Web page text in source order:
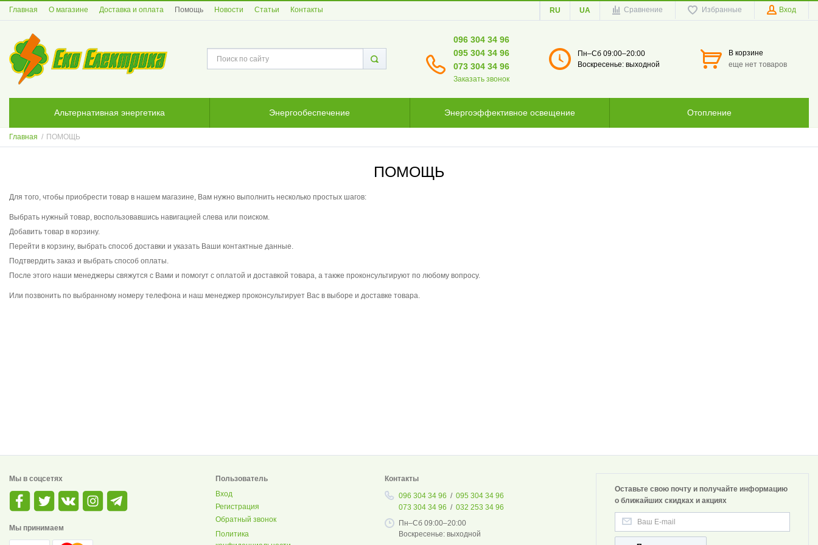
Главная О магазине Доставка и оплата Помощь Новости Статьи Контакты RU UA Сравнение Избранные Вход
096 304 34 96
095 304 34 96
073 304 34 96
Заказать звонок
Пн–Сб 09:00–20:00
Воскресенье: выходной
В корзине
еще нет товаров
Альтернативная энергетика Энергообеспечение Энергоэффективное освещение Отопление
Главная / ПОМОЩЬ
ПОМОЩЬ
Для того, чтобы приобрести товар в нашем магазине, Вам нужно выполнить несколько простых шагов:
Выбрать нужный товар, воспользовавшись навигацией слева или поиском.
Добавить товар в корзину.
Перейти в корзину, выбрать способ доставки и указать Ваши контактные данные.
Подтвердить заказ и выбрать способ оплаты.
После этого наши менеджеры свяжутся с Вами и помогут с оплатой и доставкой товара, а также проконсультируют по любому вопросу.
Или позвонить по выбранному номеру телефона и наш менеджер проконсультирует Вас в выборе и доставке товара.
Мы в соцсетях
Мы принимаем
Пользователь
Вход
Регистрация
Обратный звонок
Политика
Контакты
096 304 34 96 /095 304 34 96
073 304 34 96 /032 253 34 96
Пн–Сб 09:00–20:00
Воскресенье: выходной
Оставьте свою почту и получайте информацию
о ближайших скидках и акциях